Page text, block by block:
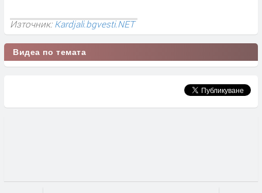
Източник:Kardjali.bgvesti.NET
Видеа по темата